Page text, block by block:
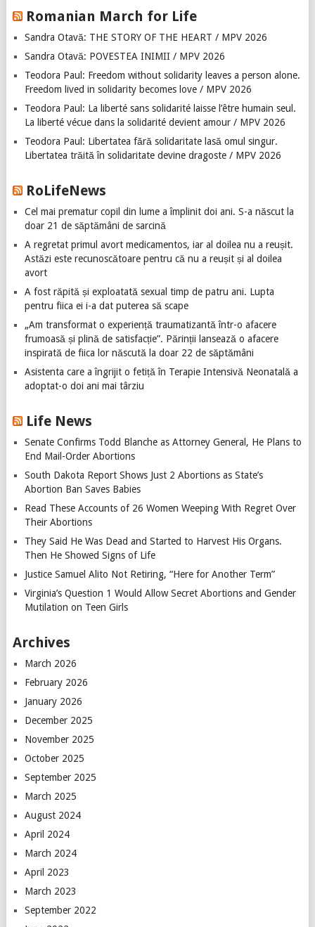
Romanian March for Life
Sandra Otavă: THE STORY OF THE HEART / MPV 2026
Sandra Otavă: POVESTEA INIMII / MPV 2026
Teodora Paul: Freedom without solidarity leaves a person alone.
Freedom lived in solidarity becomes love / MPV 2026
Teodora Paul: La liberté sans solidarité laisse l’être humain seul.
La liberté vécue dans la solidarité devient amour / MPV 2026
Teodora Paul: Libertatea fără solidaritate lasă omul singur.
Libertatea trăită în solidaritate devine dragoste / MPV 2026
RoLifeNews
Cel mai prematur copil din lume a împlinit doi ani. S-a născut la
doar 21 de săptămâni de sarcină
A regretat primul avort medicamentos, iar al doilea nu a reușit.
Astăzi este recunoscătoare pentru că nu a reușit și al doilea
avort
A fost răpită și exploatată sexual timp de patru ani. Lupta
pentru fiica ei i-a dat puterea să scape
„Am transformat o experiență traumatizantă într-o afacere
frumoasă și plină de satisfacție”. Părinții lansează o afacere
inspirată de fiica lor născută la doar 22 de săptămâni
Asistenta care a îngrijit o fetiță în Terapie Intensivă Neonatală a
adoptat-o doi ani mai târziu
Life News
Senate Confirms Todd Blanche as Attorney General, He Plans to
End Mail-Order Abortions
South Dakota Report Shows Just 2 Abortions as State’s
Abortion Ban Saves Babies
Read These Accounts of 26 Women Weeping With Regret Over
Their Abortions
They Said He Was Dead and Started to Harvest His Organs.
Then He Showed Signs of Life
Justice Samuel Alito Not Retiring, “Here for Another Term”
Virginia’s Question 1 Would Allow Secret Abortions and Gender
Mutilation on Teen Girls
Archives
March 2026
February 2026
January 2026
December 2025
November 2025
October 2025
September 2025
March 2025
August 2024
April 2024
March 2024
April 2023
March 2023
September 2022